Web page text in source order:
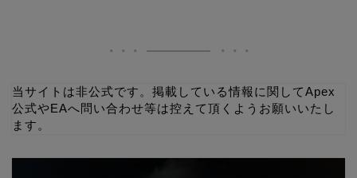
当サイトは非公式です。掲載している情報に関してApex
公式やEAへ問い合わせ等は控えて頂くようお願いいたし
ます。